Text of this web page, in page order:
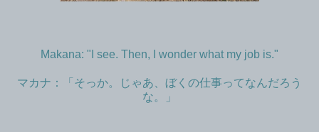
Makana: "I see. Then, I wonder what my job is."
マカナ：「そっか。じゃあ、ぼくの仕事ってなんだろう
な。」